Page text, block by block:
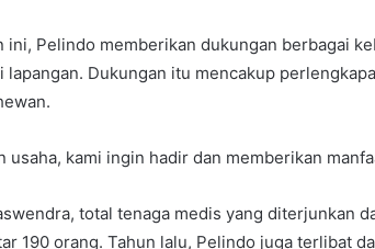
ini, Pelindo memberikan dukungan berbagai
lapangan. Dukungan itu mencakup
usaha, kami ingin hadir dan memberikan
total tenaga medis yang diterjunkan
190 orang. Tahun lalu, Pelindo juga terlibat